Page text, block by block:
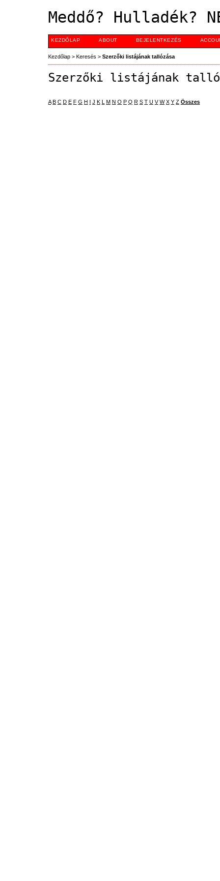
Meddő? Hulladék?
KEZDŐLAP ABOUT BEJELENTKEZÉS
Kezdőlap > Keresés > Szerzőki listájának tallózása
Szerzőki listájának
A B C D E F G H I J K L M N O P Q R S T U V W X Y Z Összes